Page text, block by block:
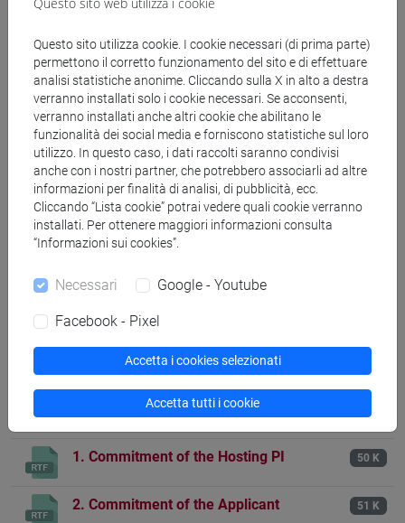
Programme
Per presentare la propria domanda di partecipazione, è
necessariocompilare e inviare ilmodulo online di
candidaturaallegando
lettera di accettazione del/della PI ospitante
lettera di impegno del/della candidato/candidata
dichiarazione del/la Direttore/Direttrice di Dipartimento
CV ed extended synopsis
sulla base dei modelli seguenti, tramite 4
Bando ERC Visiting Fellowship
Programme 2024/2025
258 K
Fac Simile - Online Application
1. Commitment of the Hosting PI 50 K
2. Commitment of the Applicant 51 K
Questo sito utilizza cookie. I cookie necessari (di prima parte)
permettono il corretto funzionamento del sito e di effettuare
analisi statistiche anonime. Cliccando sulla X in alto a destra
verranno installati solo i cookie necessari. Se acconsenti,
verranno installati anche altri cookie che abilitano le
funzionalità dei social media e forniscono statistiche sul loro
utilizzo. In questo caso, i dati raccolti saranno condivisi
anche con i nostri partner, che potrebbero associarli ad altre
informazioni per finalità di analisi, di pubblicità, ecc.
Cliccando “Lista cookie” potrai vedere quali cookie verranno
installati. Per ottenere maggiori informazioni consulta
“Informazioni sui cookies”.
Necessari Google - Youtube
Facebook - Pixel
Accetta i cookies selezionati
Accetta tutti i cookie